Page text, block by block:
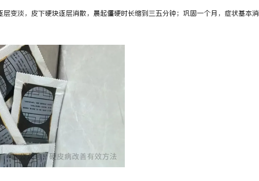
变淡，皮下硬块逐层消散，晨起僵硬时长缩到三五分钟；巩固一个月，症状基本消
析